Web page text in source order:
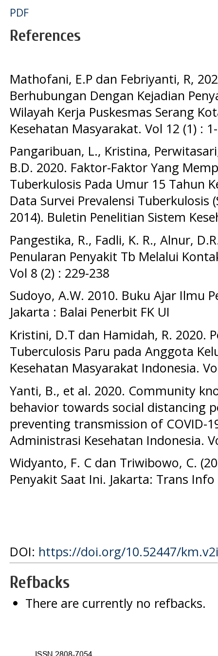
PDF
References
Mathofani, E.P dan Febriyanti, R,
Berhubungan Dengan Kejadian
Wilayah Kerja Puskesmas Serang
Kesehatan Masyarakat. Vol 12 (1) :
Pangaribuan, L., Kristina,
B.D. 2020. Faktor-Faktor Yang
Tuberkulosis Pada Umur 15 Tahun
Data Survei Prevalensi Tuberkulosis
2014). Buletin Penelitian Sistem
Pangestika, R., Fadli, K. R., Alnur,
Penularan Penyakit Tb Melalui
Vol 8 (2) : 229-238
Sudoyo, A.W. 2010. Buku Ajar Ilmu
Jakarta : Balai Penerbit FK UI
Kristini, D.T dan Hamidah, R. 2020.
Tuberculosis Paru pada Anggota
Kesehatan Masyarakat Indonesia.
Yanti, B., et al. 2020. Community
behavior towards social distancing
preventing transmission of COVID-
Administrasi Kesehatan Indonesia.
Widyanto, F. C dan Triwibowo, C.
Penyakit Saat Ini. Jakarta: Trans
DOI: https://doi.org/10.52447/
Refbacks
There are currently no refbacks.